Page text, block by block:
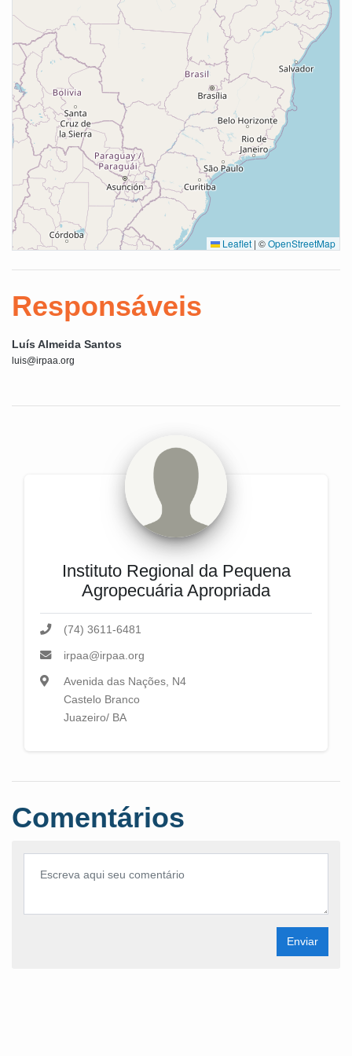
Leaflet | ©OpenStreetMap
Responsáveis
Luís Almeida Santos
luis@irpaa.org
Instituto Regional da Pequena
Agropecuária Apropriada
(74) 3611-6481
irpaa@irpaa.org
Avenida das Nações, N4
Castelo Branco
Juazeiro/ BA
Comentários
Enviar